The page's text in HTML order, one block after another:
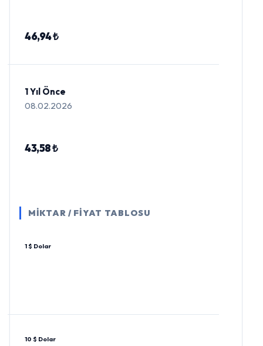
46,94 ₺
1 Yıl Önce
08.02.2026
43,58 ₺
MİKTAR / FİYAT TABLOSU
1 $ Dolar
10 $ Dolar